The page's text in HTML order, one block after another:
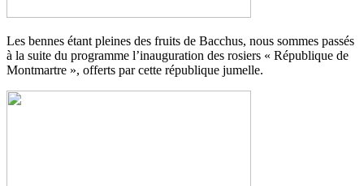
Les bennes étant pleines des fruits de Bacchus, nous sommes passés
à la suite du programme l’inauguration des rosiers « République de
Montmartre », offerts par cette république jumelle.